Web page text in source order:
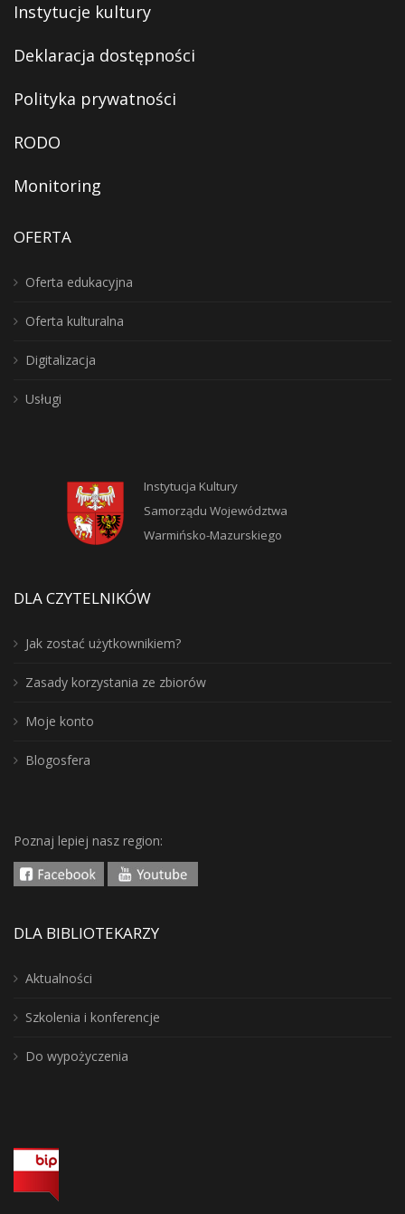
Instytucje kultury
Deklaracja dostępności
Polityka prywatności
RODO
Monitoring
OFERTA
Oferta edukacyjna
Oferta kulturalna
Digitalizacja
Usługi
Instytucja Kultury
Samorządu Województwa
Warmińsko-Mazurskiego
DLA CZYTELNIKÓW
Jak zostać użytkownikiem?
Zasady korzystania ze zbiorów
Moje konto
Blogosfera
Poznaj lepiej nasz region:
DLA BIBLIOTEKARZY
Aktualności
Szkolenia i konferencje
Do wypożyczenia